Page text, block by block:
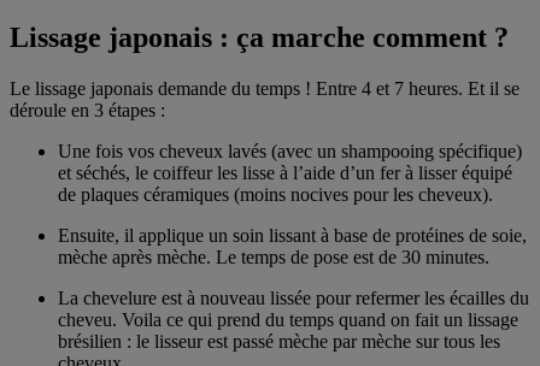
Lissage japonais : ça marche comment ?
Le lissage japonais demande du temps ! Entre 4 et 7 heures. Et il se
déroule en 3 étapes :
Une fois vos cheveux lavés (avec un shampooing spécifique)
et séchés, le coiffeur les lisse à l’aide d’un fer à lisser équipé
de plaques céramiques (moins nocives pour les cheveux).
Ensuite, il applique un soin lissant à base de protéines de soie,
mèche après mèche. Le temps de pose est de 30 minutes.
La chevelure est à nouveau lissée pour refermer les écailles du
cheveu. Voila ce qui prend du temps quand on fait un lissage
brésilien : le lisseur est passé mèche par mèche sur tous les